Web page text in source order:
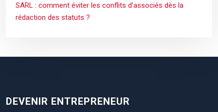
SARL : comment éviter les conflits d’associés dès la
rédaction des statuts ?
DEVENIR ENTREPRENEUR